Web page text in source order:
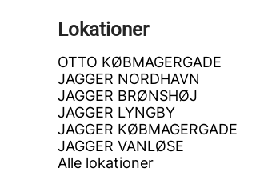
Lokationer
OTTO KØBMAGERGADE
JAGGER NORDHAVN
JAGGER BRØNSHØJ
JAGGER LYNGBY
JAGGER KØBMAGERGADE
JAGGER VANLØSE
Alle lokationer